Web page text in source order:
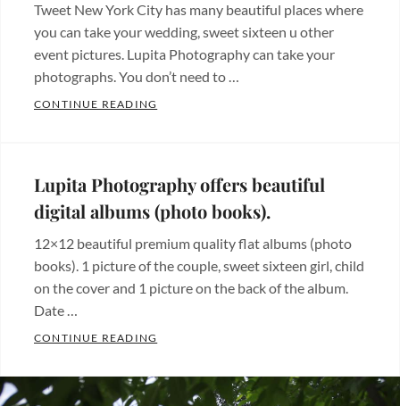
photosTags:
bodas,
luna
de
miel
Tweet New York City has many beautiful places where
you can take your wedding, sweet sixteen u other
event pictures. Lupita Photography can take your
photographs. You don’t need to …
CONTINUE READING
places
Hermosos
lugaresTags:
bodas,
fotografia,
fotografo,
new
york
nueva
Lupita Photography offers beautiful
digital albums (photo books).
12×12 beautiful premium quality flat albums (photo
books). 1 picture of the couple, sweet sixteen girl, child
on the cover and 1 picture on the back of the album.
Date …
CONTINUE READING
Albums
Tags: